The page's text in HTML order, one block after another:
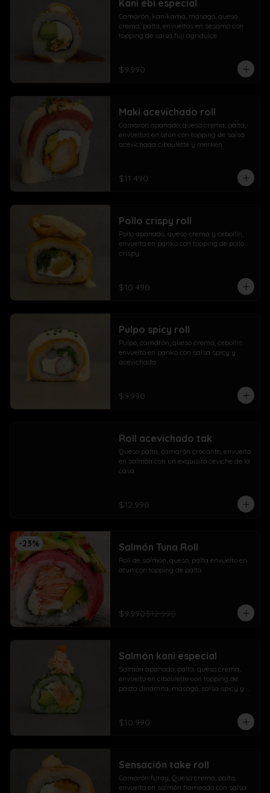
Kani ebi especial
Camarón, kanikama, masago, queso
crema, palta, envueltos en sésamo con
topping de salsa fuji agridulce
$9.990
Maki acevichado roll
Camarón apanado, queso crema, palta,
envueltos en atún con topping de salsa
acevichada ciboulette y merken
$11.490
Pollo crispy roll
Pollo apanado, queso crema y cebollín,
envuelto en panko con topping de pollo
crispy
$10.490
Pulpo spicy roll
Pulpo, camarón, queso crema, cebollín
envuelto en panko con salsa spicy y
acevichada
$9.990
Roll acevichado tak
Queso palta, camarón crocante, envuelto
en salmón con un exquisito ceviche de la
casa.
$12.990
-23% Salmón Tuna Roll
Roll de salmón, queso, palta envuelto en
atun con topping de palta
$9.990$12.990
Salmón kani especial
Salmón apanado, palta, queso crema,
envuelto en ciboulette con topping de
pasta dinamita, masago, salsa spicy y
$10.990
Sensación take roll
Camarón furay, Queso crema, palta,
envuelto en salmón flameado con salsa